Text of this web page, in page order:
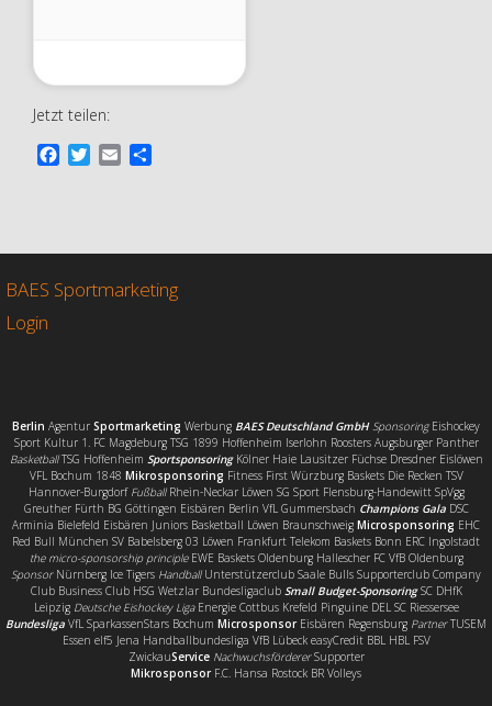
Jetzt teilen:
o
k
r
BAES Sportmarketing
Login
Berlin Agentur Sportmarketing Werbung BAES Deutschland GmbH SponsoringEishockey
Sport Kultur 1. FC Magdeburg TSG 1899 Hoffenheim Iserlohn Roosters Augsburger Panther
BasketballTSG Hoffenheim SportsponsoringKölner Haie Lausitzer Füchse Dresdner Eislöwen
VFL Bochum 1848 Mikrosponsoring Fitness First Würzburg Baskets Die Recken TSV
Hannover-Burgdorf FußballRhein-Neckar Löwen SG Sport Flensburg-Handewitt SpVgg
Greuther Fürth BG Göttingen Eisbären Berlin VfL Gummersbach Champions GalaDSC
Arminia Bielefeld Eisbären Juniors Basketball Löwen Braunschweig Microsponsoring EHC
Red Bull München SV Babelsberg 03 Löwen Frankfurt Telekom Baskets Bonn ERC Ingolstadt
the micro-sponsorship principleEWE Baskets Oldenburg Hallescher FC VfB Oldenburg
SponsorNürnberg Ice Tigers HandballUnterstützerclub Saale Bulls Supporterclub Company
Club Business Club HSG Wetzlar Bundesligaclub Small Budget-SponsoringSC DHfK
Leipzig Deutsche Eishockey LigaEnergie Cottbus Krefeld Pinguine DEL SC Riessersee
Bundesliga VfL SparkassenStars Bochum MicrosponsorEisbären Regensburg PartnerTUSEM
Essen elf5 Jena Handballbundesliga VfB Lübeck easyCredit BBL HBL FSV
ZwickauService NachwuchsfördererSupporter
MikrosponsorF.C. Hansa Rostock BR Volleys